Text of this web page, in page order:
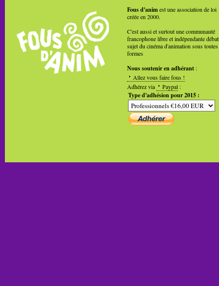
Fous d'animest une association de loi
créée en 2000.
C'est aussi et surtout une communauté
francophone libre et indépendante
sujet du cinéma d'animation sous toutes
formes
Nous soutenir en adhérant :
Allez vous faire fous !
Adhérez via
Paypal :
Type d'adhésion pour 2015 :